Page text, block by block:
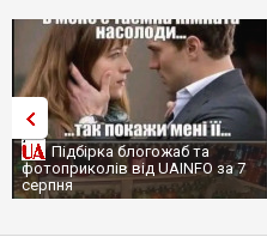
Підбірка блогожаб та
фотоприколів від UAINFO за 7
серпня